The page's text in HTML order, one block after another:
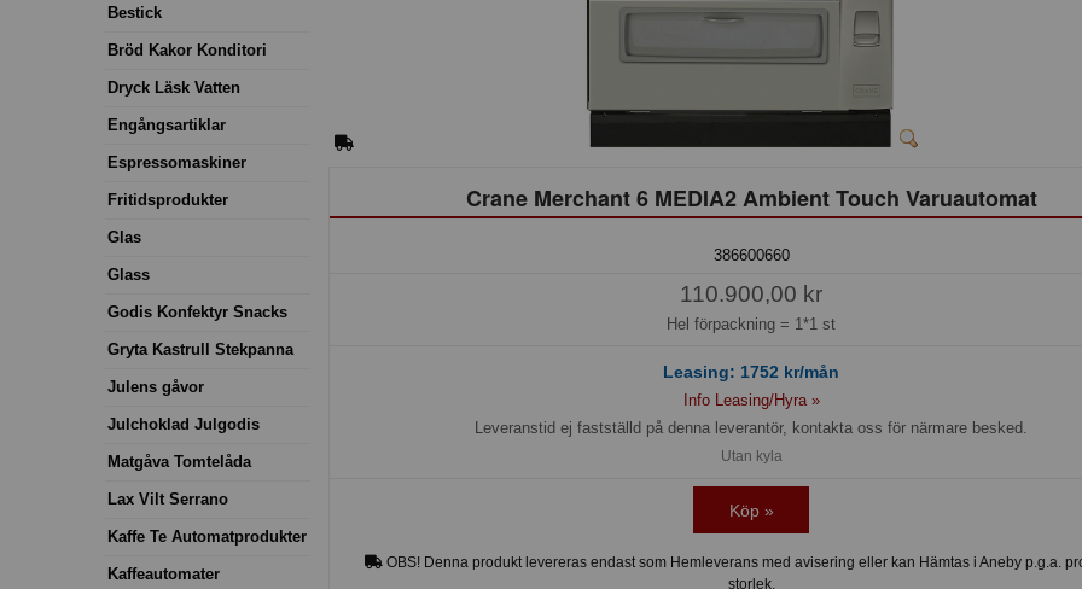
Bestick
Bröd Kakor Konditori
Dryck Läsk Vatten
Engångsartiklar
Espressomaskiner
Fritidsprodukter
Glas
Glass
Godis Konfektyr Snacks
Gryta Kastrull Stekpanna
Julens gåvor
Julchoklad Julgodis
Matgåva Tomtelåda
Lax Vilt Serrano
Kaffe Te Automatprodukter
Kaffeautomater
Crane Merchant 6 MEDIA2 Ambient Touch Varuautomat
386600660
110.900,00 kr
Hel förpackning = 1*1 st
Leasing: 1752 kr/mån
Info Leasing/Hyra »
Leveranstid ej fastställd på denna leverantör, kontakta oss för närmare besked.
Utan kyla
Köp »
OBS! Denna produkt levereras endast som Hemleverans med avisering eller kan Hämtas i Aneby p.g.a.
storlek.